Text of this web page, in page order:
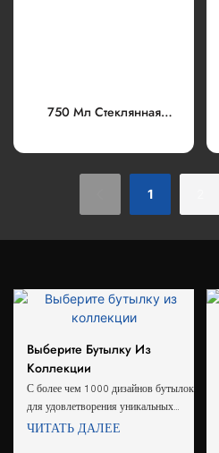
750 Мл Стеклянная
Flint Spraying
1
Выберите Бутылку Из
Коллекции
С более чем 1000 дизайнов бутылок
для удовлетворения уникальных
потребностей ликероводочных
ЧИТАТЬ ДАЛЕЕ